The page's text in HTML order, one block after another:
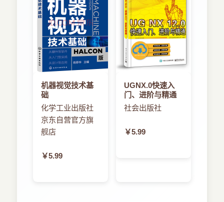
机器视觉技术基
础
化学工业出版社
京东自营官方旗
舰店
￥5.99
UGNX.0快速入
门、进阶与精通
社会出版社
￥5.99